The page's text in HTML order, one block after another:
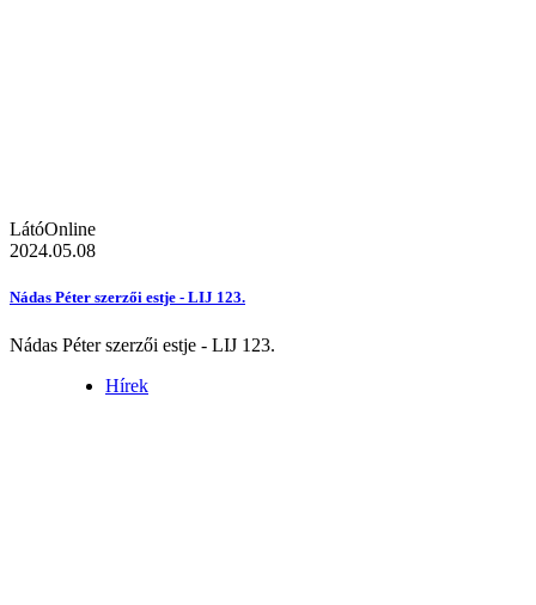
LátóOnline
2024.05.08
Nádas Péter szerzői estje - LIJ 123.
Nádas Péter szerzői estje - LIJ 123.
Hírek